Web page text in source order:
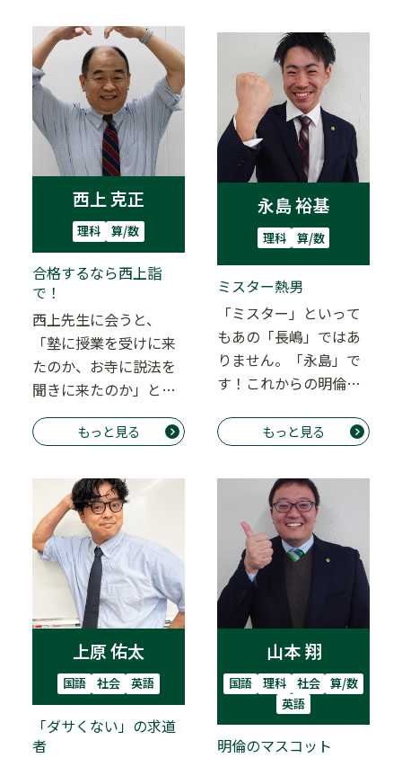
西上 克正
理科 算/数
合格するなら西上詣
で！
西上先生に会うと、
「塾に授業を受けに来
たのか、お寺に説法を
聞きに来たのか」と、
どこにいるのかわから
なくなります。大丈
もっと見る
永島 裕基
理科 算/数
ミスター熱男
「ミスター」といって
もあの「長嶋」ではあ
りません。「永島」で
す！これからの明倫ゼ
ー」として引っ張って
い…
もっと見る
上原 佑太
国語 社会 英語
「ダサくない」の求道
者
山本 翔
国語 理科 社会
算/数
英語
明倫のマスコット